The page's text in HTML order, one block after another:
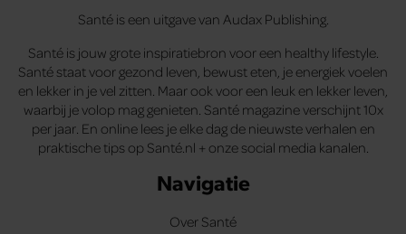
Santé is een uitgave van Audax Publishing.
Santé is jouw grote inspiratiebron voor een healthy lifestyle.
Santé staat voor gezond leven, bewust eten, je energiek voelen
en lekker in je vel zitten. Maar ook voor een leuk en lekker leven,
waarbij je volop mag genieten. Santé magazine verschijnt 10x
per jaar. En online lees je elke dag de nieuwste verhalen en
praktische tips op Santé.nl + onze social media kanalen.
Navigatie
Over Santé